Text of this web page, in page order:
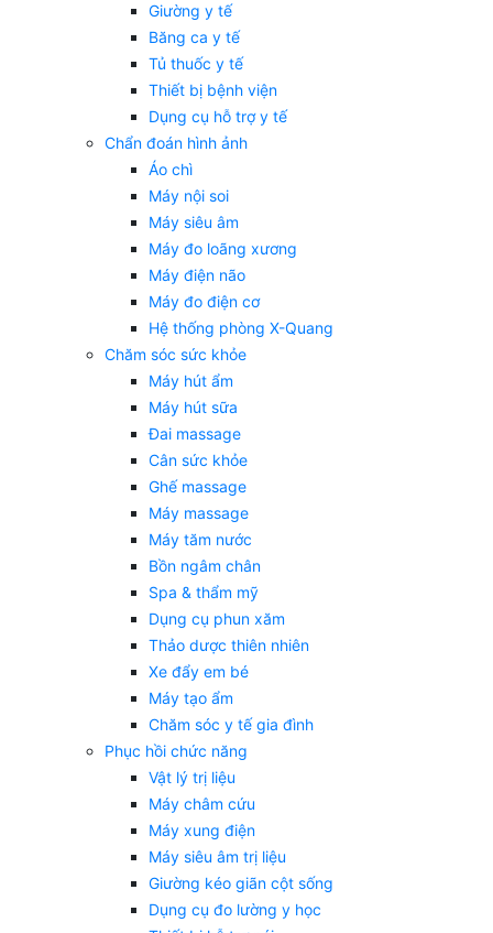
Giường y tế
Băng ca y tế
Tủ thuốc y tế
Thiết bị bệnh viện
Dụng cụ hỗ trợ y tế
Chẩn đoán hình ảnh
Áo chì
Máy nội soi
Máy siêu âm
Máy đo loãng xương
Máy điện não
Máy đo điện cơ
Hệ thống phòng X-Quang
Chăm sóc sức khỏe
Máy hút ẩm
Máy hút sữa
Đai massage
Cân sức khỏe
Ghế massage
Máy massage
Máy tăm nước
Bồn ngâm chân
Spa & thẩm mỹ
Dụng cụ phun xăm
Thảo dược thiên nhiên
Xe đẩy em bé
Máy tạo ẩm
Chăm sóc y tế gia đình
Phục hồi chức năng
Vật lý trị liệu
Máy châm cứu
Máy xung điện
Máy siêu âm trị liệu
Giường kéo giãn cột sống
Dụng cụ đo lường y học